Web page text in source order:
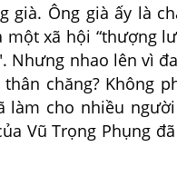
Ông già ấy là
xã hội “thượng
Nhưng nhao lên vì
chăng? Không
làm cho nhiều
Vũ Trọng Phụng